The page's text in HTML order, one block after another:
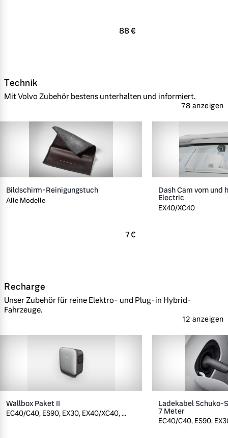
88 €
Technik
Mit Volvo Zubehör bestens unterhalten und informiert.
78 anzeigen
Bildschirm-Reinigungstuch
Alle Modelle
7 €
Dash Cam vorn und
Electric
EX40/XC40
Recharge
Unser Zubehör für reine Elektro- und Plug-in Hybrid-
Fahrzeuge.
12 anzeigen
Wallbox Paket II
EC40/C40, ES90, EX30, EX40/XC40, ...
Ladekabel Schuko-
7 Meter
EC40/C40, ES90,